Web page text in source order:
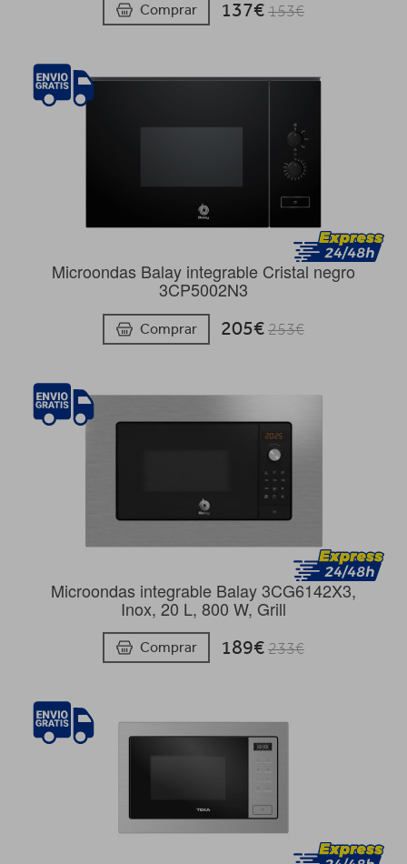
Comprar 137€153€
Microondas Balay integrable Cristal negro
3CP5002N3
Comprar 205€253€
Microondas integrable Balay 3CG6142X3,
Inox, 20 L, 800 W, Grill
Comprar 189€233€